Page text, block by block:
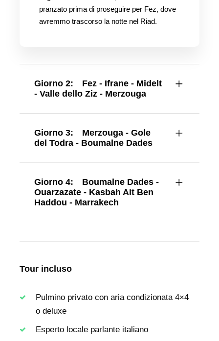
pranzato prima di proseguire per Fez, dove
avremmo trascorso la notte nel Riad.
Giorno 2:
Fez - Ifrane - Midelt
- Valle dello Ziz - Merzouga
Giorno 3:
Merzouga - Gole
del Todra - Boumalne Dades
Giorno 4:
Boumalne Dades -
Ouarzazate - Kasbah Ait Ben
Haddou - Marrakech
Tour incluso
Pulmino privato con aria condizionata 4×4
o deluxe
Esperto locale parlante italiano